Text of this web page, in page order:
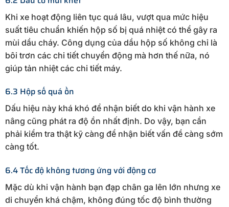
Khi xe hoạt động liên tục quá lâu, vượt qua mức hiệu
suất tiêu chuẩn khiến hộp số bị quá nhiệt có thể gây ra
mùi dầu cháy. Công dụng của dầu hộp số không chỉ là
bôi trơn các chi tiết chuyển động mà hơn thế nữa, nó
giúp tản nhiệt các chi tiết máy.
6.3 Hộp số quá ồn
Dấu hiệu này khá khó để nhận biết do khi vận hành xe
nâng cũng phát ra độ ồn nhất định. Do vậy, bạn cần
phải kiểm tra thật kỹ càng để nhận biết vấn đề càng sớm
càng tốt.
6.4 Tốc độ không tương ứng với động cơ
Mặc dù khi vận hành bạn đạp chân ga lên lớn nhưng xe
di chuyển khá chậm, không đúng tốc độ bình thường